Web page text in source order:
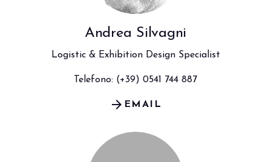
Andrea Silvagni
Logistic & Exhibition Design Specialist
Telefono: (+39) 0541 744 887
EMAIL
arrow_forward